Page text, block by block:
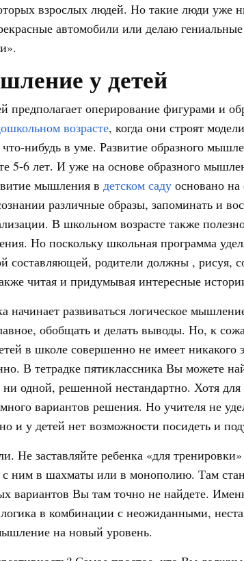
взрослых людей. Но такие люди уже
автомобили или делаю
у детей
предполагает оперирование фигурами и
возрасте, когда они строят
нибудь в уме. Развитие образного
5-6 лет. И уже на основе образного
мышления в детском садуосновано на
различные образы, запоминать и
В школьном возрасте также
Но поскольку школьная программа
составляющей, родители должны , рисуя,
читая и придумывая интересные
начинает развиваться логическое
обобщать и делать выводы. Но, к
в школе совершенно не имеет никакого
В тетрадке пятиклассника Вы можете
одной, решенной нестандартно. Хотя для
вариантов решения. Но учителя не
и у детей нет возможности посидеть и
Не заставляйте ребенка «для
ним в шахматы или в монополию. Там
вариантов Вы там точно не найдете.
в комбинации с неожиданными,
на новый уровень.